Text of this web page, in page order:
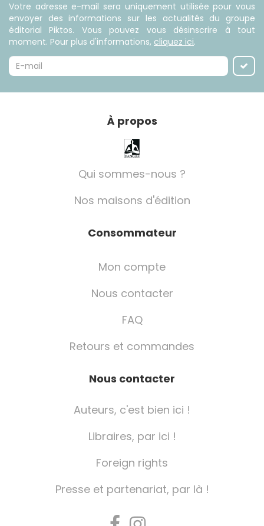
Votre adresse e-mail sera uniquement utilisée pour vous
envoyer des informations sur les actualités du groupe
éditorial Piktos. Vous pouvez vous désinscrire à tout
moment. Pour plus d'informations, cliquez ici.
À propos
Qui sommes-nous ?
Nos maisons d'édition
Consommateur
Mon compte
Nous contacter
FAQ
Retours et commandes
Nous contacter
Auteurs, c'est bien ici !
Libraires, par ici !
Foreign rights
Presse et partenariat, par là !